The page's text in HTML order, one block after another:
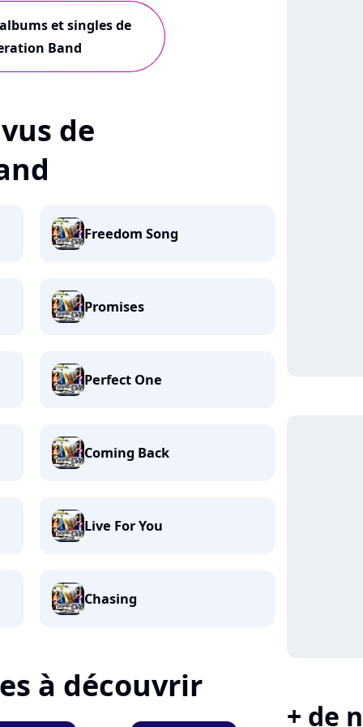
et singles de
Band
de
Freedom Song
Promises
Perfect One
Coming Back
Live For You
Chasing
à découvrir
+ de